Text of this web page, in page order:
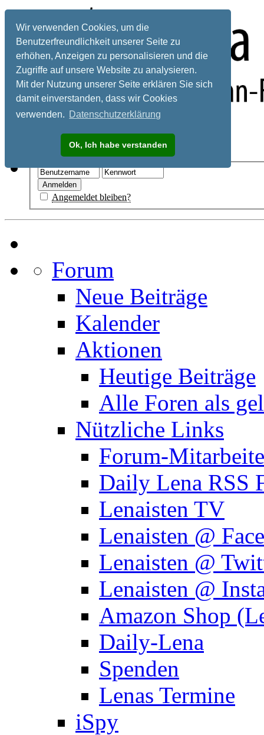
Wir verwenden Cookies, um die
Benutzerfreundlichkeit unserer Seite zu
erhöhen, Anzeigen zu personalisieren und die
Zugriffe auf unsere Website zu analysieren.
Mit der Nutzung unserer Seite erklären Sie sich
damit einverstanden, dass wir Cookies
verwenden. Datenschutzerklärung
Ok, Ich habe verstanden
Registrieren
Angemeldet bleiben?
Forum
Neue Beiträge
Kalender
Aktionen
Heutige Beiträge
Alle Foren als
Nützliche Links
Forum-
Daily Lena RSS
Lenaisten TV
Lenaisten @
Lenaisten @
Lenaisten @
Amazon Shop
Daily-Lena
Spenden
Lenas Termine
iSpy